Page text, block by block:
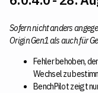
Sofern nicht anders
Origin Gen1 als auch für
Fehler behoben,
Wechsel zu
BenchPilot zeigt